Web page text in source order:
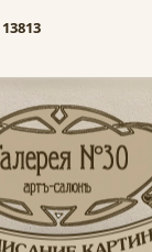
13813